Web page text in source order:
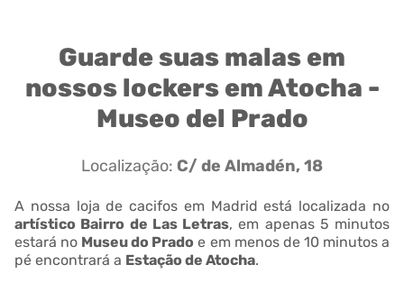
Guarde suas malas em
nossos lockers em Atocha -
Museo del Prado
Localização: C/ de Almadén, 18
A nossa loja de cacifos em Madrid está localizada no
artístico Bairro de Las Letras, em apenas 5 minutos
estará no Museu do Prado e em menos de 10 minutos a
pé encontrará a Estação de Atocha.